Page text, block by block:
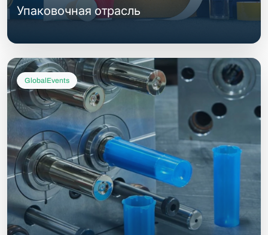
Упаковочная отрасль
GlobalEvents